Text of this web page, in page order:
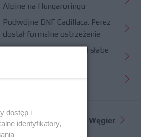
Alpine na Hungaroringu
Podwójne DNF Cadillaca. Perez
dostał formalne ostrzeżenie
Hungaroring potwierdził słabe
Więcej informacji o GP Węgier
dostęp i
identyfikatory,